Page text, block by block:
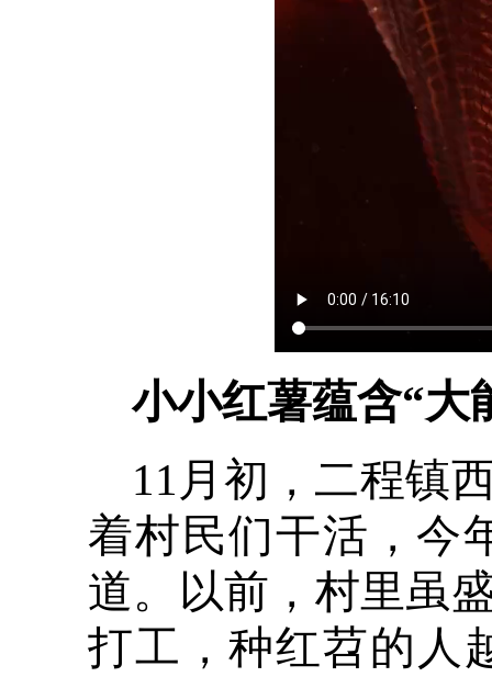
小小红薯蕴含“大
11月初，二程镇
着村民们干活，今
道。以前，村里虽
打工，种红苕的人